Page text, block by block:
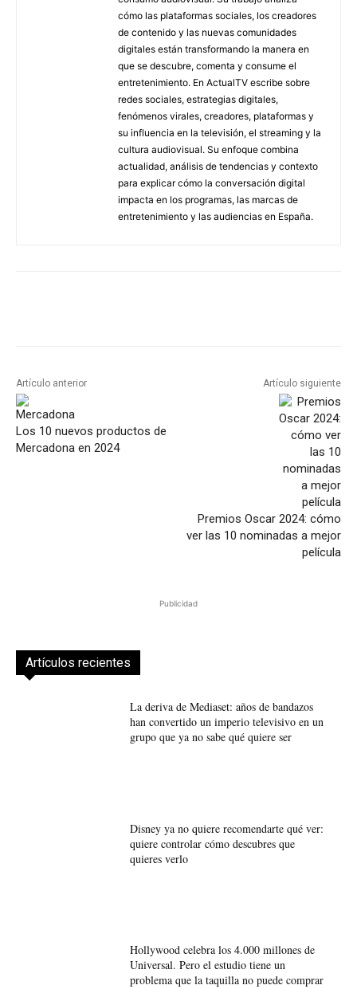
cómo las plataformas sociales, los creadores
de contenido y las nuevas comunidades
digitales están transformando la manera en
que se descubre, comenta y consume el
entretenimiento. En ActualTV escribe sobre
redes sociales, estrategias digitales,
fenómenos virales, creadores, plataformas y
su influencia en la televisión, el streaming y la
cultura audiovisual. Su enfoque combina
actualidad, análisis de tendencias y contexto
para explicar cómo la conversación digital
impacta en los programas, las marcas de
entretenimiento y las audiencias en España.
Artículo anterior
Los 10 nuevos productos de
Mercadona en 2024
Artículo siguiente
Premios Oscar 2024: cómo
ver las 10 nominadas a mejor
película
Publicidad
Artículos recientes
La deriva de Mediaset: años de bandazos
han convertido un imperio televisivo en un
grupo que ya no sabe qué quiere ser
Disney ya no quiere recomendarte qué ver:
quiere controlar cómo descubres que
quieres verlo
Hollywood celebra los 4.000 millones de
Universal. Pero el estudio tiene un
problema que la taquilla no puede comprar